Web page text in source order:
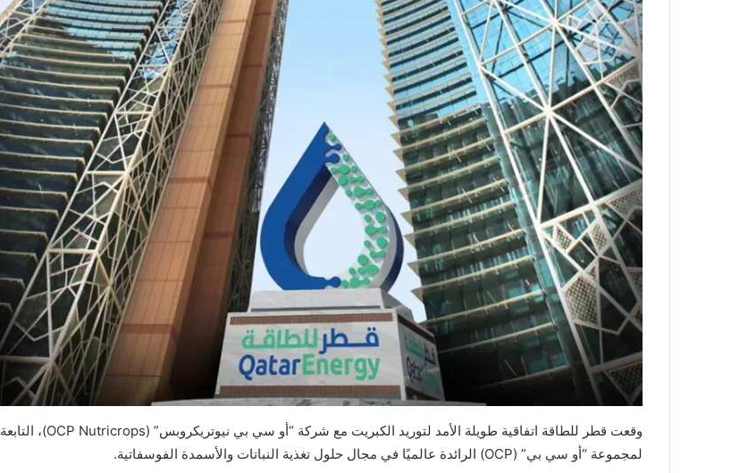
وقعت قطر للطاقة اتفاقية طويلة الأمد لتوريد الكبريت مع شركة “أو سي بي نيوتريكروبس” (OCP Nutricrops)، التابعة
لمجموعة “أو سي بي” (OCP) الرائدة عالميًا في مجال حلول تغذية النباتات والأسمدة الفوسفاتية.